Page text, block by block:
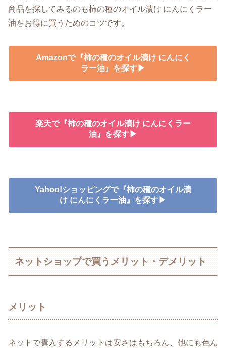
商品を探してみるのも柿の種のオイル漬け にんにくラー
油をお得に買うためのコツです。
Amazonで『柿の種のオイル漬け にんにく
ラー油』を探す▶
楽天で『柿の種のオイル漬け にんにくラー
油』を探す▶
Yahoo!ショッピングで『柿の種のオイル漬
け にんにくラー油』を探す▶
ネットショップで買うメリット・デメリット
メリット
ネットで購入するメリットは安さはもちろん、他にも色ん